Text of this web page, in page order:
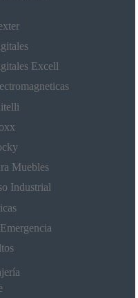
Excell
Muebles
Industrial